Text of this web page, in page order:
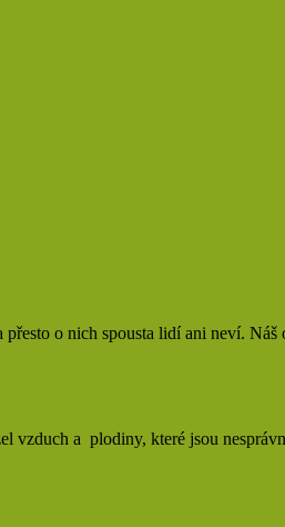
o nich spousta lidí ani neví.
vzduch a plodiny, které jsou